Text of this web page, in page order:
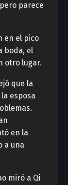
parece
en el pico
boda, el
otro lugar.
que la
esposa
en la
a una
miró a Qi